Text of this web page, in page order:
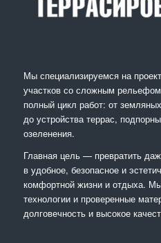
Мы специализируемся на
участков со сложным
полный цикл работ: от
до устройства террас,
озеленения.
Главная цель — превратить
в удобное, безопасное и
комфортной жизни и отдыха.
технологии и проверенные
долговечность и высокое